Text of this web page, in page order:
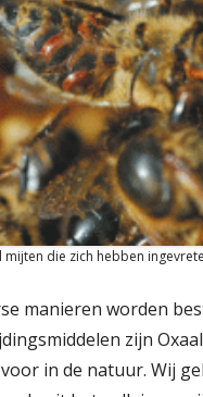
die zich hebben
manieren worden
zijn
in de natuur. Wij